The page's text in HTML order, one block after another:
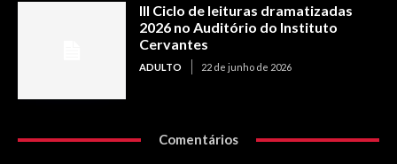
III Ciclo de leituras dramatizadas
2026 no Auditório do Instituto
Cervantes
ADULTO 22 de junho de 2026
Comentários